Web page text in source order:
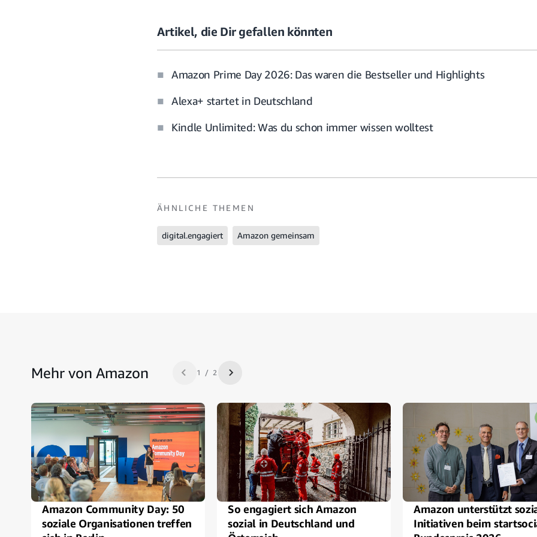
Artikel, die Dir gefallen könnten
Amazon Prime Day 2026: Das waren die Bestseller und Highlights
Alexa+ startet in Deutschland
Kindle Unlimited: Was du schon immer wissen wolltest
ÄHNLICHE THEMEN
digital.engagiert Amazon gemeinsam
Mehr von Amazon Zurück 1 / 2 Nächste
Amazon Community Day: 50
soziale Organisationen treffen
So engagiert sich Amazon
sozial in Deutschland und
Amazon unterstützt
Initiativen beim